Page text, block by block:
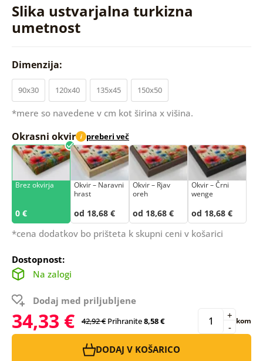
Slika ustvarjalna turkizna
umetnost
Dimenzija:
90x30 120x40 135x45 150x50
*mere so navedene v cm kot širina x višina.
Okrasni okvir i preberi več
Brez okvirja
0 €
Okvir – Naravni
hrast
od 18,68 €
Okvir – Rjav
oreh
od 18,68 €
Okvir – Črni
wenge
od 18,68 €
*cena dodatkov bo prišteta k skupni ceni v košarici
Dostopnost:
Na zalogi
Dodaj med priljubljene
34,33 € 42,92 € Prihranite8,58 € -
+ kom
DODAJ V KOŠARICO